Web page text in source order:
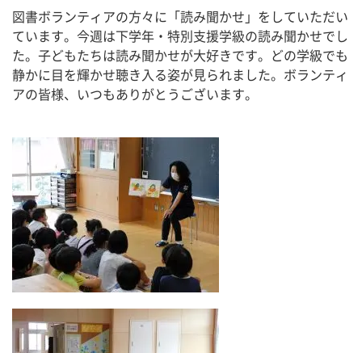
図書ボランティアの方々に「読み聞かせ」をしていただい
ています。今週は下学年・特別支援学級の読み聞かせでし
た。子どもたちは読み聞かせが大好きです。どの学級でも
静かに目を輝かせ聴き入る姿が見られました。ボランティ
アの皆様、いつもありがとうございます。